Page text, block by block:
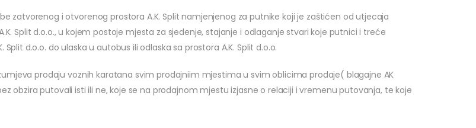
zatvorenog i otvorenog prostora A.K. Split namjenjenog za putnike koji je zaštićen od utjecaja
Split d.o.o., u kojem postoje mjesta za sjedenje, stajanje i odlaganje stvari koje putnici i treće
d.o.o. do ulaska u autobus ili odlaska sa prostora A.K. Split d.o.o.
prodaju voznih karatana svim prodajniim mjestima u svim oblicima prodaje( blagajne AK
obzira putovali isti ili ne, koje se na prodajnom mjestu izjasne o relaciji i vremenu putovanja, te koje